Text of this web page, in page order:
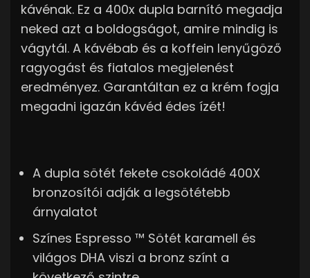
kávénak. Ez a 400x dupla barnító megadja
neked azt a boldogságot, amire mindig is
vágytál. A kávébab és a koffein lenyűgöző
ragyogást és fiatalos megjelenést
eredményez. Garantáltan ez a krém fogja
megadni igazán kávéd édes ízét!
A dupla sötét fekete csokoládé 400X
bronzosítói adják a legsötétebb
árnyalatot
Színes Espresso ™ Sötét karamell és
világos DHA viszi a bronz színt a